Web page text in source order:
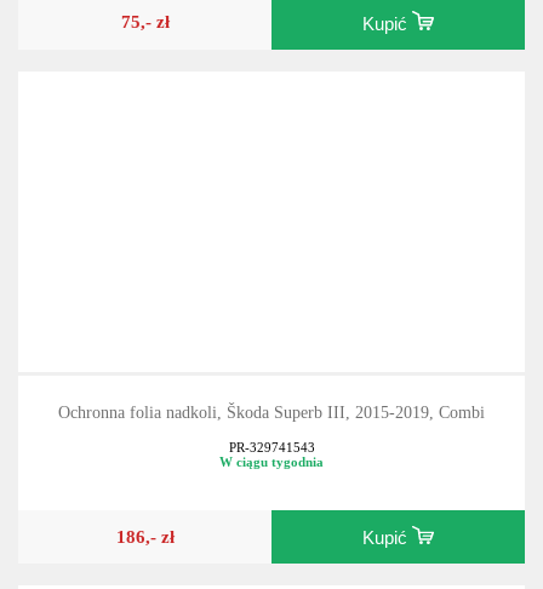
75,- zł Kupić
Ochronna folia nadkoli, Škoda Superb III, 2015-2019, Combi
PR-329741543
W ciągu tygodnia
186,- zł Kupić